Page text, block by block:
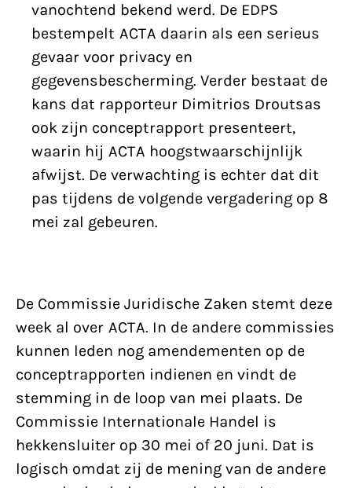
vanochtend bekend werd. De EDPS
bestempelt ACTA daarin als een serieus
gevaar voor privacy en
gegevensbescherming. Verder bestaat de
kans dat rapporteur Dimitrios Droutsas
ook zijn conceptrapport presenteert,
waarin hij ACTA hoogstwaarschijnlijk
afwijst. De verwachting is echter dat dit
pas tijdens de volgende vergadering op 8
mei zal gebeuren.
De Commissie Juridische Zaken stemt deze
week al over ACTA. In de andere commissies
kunnen leden nog amendementen op de
conceptrapporten indienen en vindt de
stemming in de loop van mei plaats. De
Commissie Internationale Handel is
hekkensluiter op 30 mei of 20 juni. Dat is
logisch omdat zij de mening van de andere